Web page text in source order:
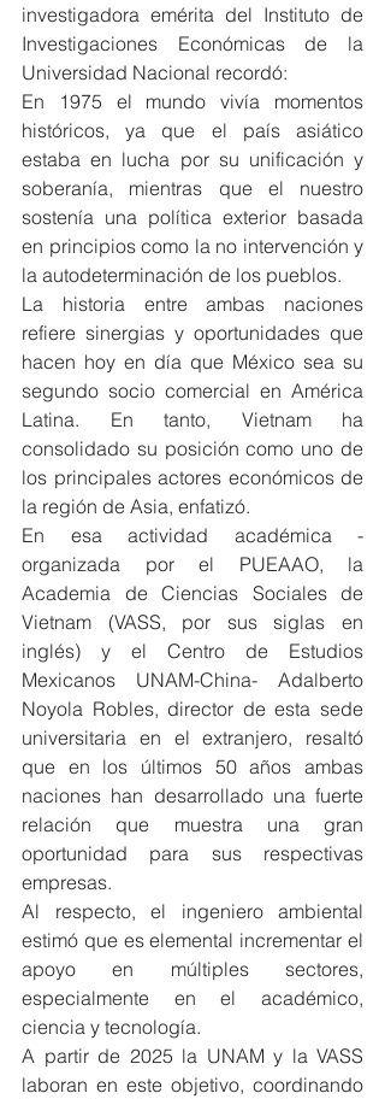
investigadora emérita del Instituto de
Investigaciones Económicas de la
Universidad Nacional recordó:
En 1975 el mundo vivía momentos
históricos, ya que el país asiático
estaba en lucha por su unificación y
soberanía, mientras que el nuestro
sostenía una política exterior basada
en principios como la no intervención y
la autodeterminación de los pueblos.
La historia entre ambas naciones
refiere sinergias y oportunidades que
hacen hoy en día que México sea su
segundo socio comercial en América
Latina. En tanto, Vietnam ha
consolidado su posición como uno de
los principales actores económicos de
la región de Asia, enfatizó.
En esa actividad académica -
organizada por el PUEAAO, la
Academia de Ciencias Sociales de
Vietnam (VASS, por sus siglas en
inglés) y el Centro de Estudios
Mexicanos UNAM-China- Adalberto
Noyola Robles, director de esta sede
universitaria en el extranjero, resaltó
que en los últimos 50 años ambas
naciones han desarrollado una fuerte
relación que muestra una gran
oportunidad para sus respectivas
empresas.
Al respecto, el ingeniero ambiental
estimó que es elemental incrementar el
apoyo en múltiples sectores,
especialmente en el académico,
ciencia y tecnología.
A partir de 2025 la UNAM y la VASS
laboran en este objetivo, coordinando